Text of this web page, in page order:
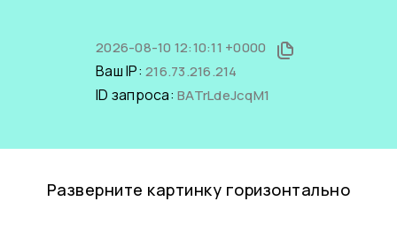
2026-08-10 12:10:11 +0000
Ваш IP: 216.73.216.214
ID запроса: BATrLdeJcqM1
Разверните картинку горизонтально